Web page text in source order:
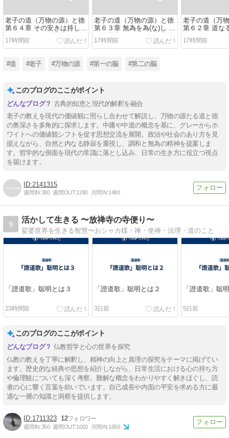
老子の道（万物の源）と徳
第６４章 その安きは持し易
(やす)く ～ 価値基準をグレ
ー（分子波動・中庸・中
性子）に移行する
17時間前
老子の道（万物の源）と徳
第６３章 無為を為(な)し ～
価値基準をグレー（分子波
動・中庸・中道）から白
行する
17時間前
老子の道（万
第６２章 道な
奥なり ～ 価
ー（分子波動
17時間前
#道 #老子 #万物の源 #第一の脳 #第二の脳
このブログのここがポイント
古典的知恵と現代的解釈を融合
老子の教えを現代の価値観に照らし合わせて解説し、万物の源たる道と徳
の奥深さを多角的に探求します。中庸や中道の概念を基に、グレーからホ
ワイトへの価値観シフトを促す思想交流を展開。政治や社会のあり方を見
据えながら、自然と内なる静寂を重視し、調和と無為の精神を提案しま
す。哲学的な側面を現代の常識に落とし込み、日常の生き方に役立つ視点
を届けます。
2141315
週間IN:380 週間OUT:1280 月間IN:1480
9
活かして生きる 〜放禅寺の寺便り〜
娑婆世界を生きる智慧〜おシャカ様・禅・坐禅・法理・道のこと
「證道歌」聡明とは３
23時間前
「證道歌」聡明とは２
3日前
「證道歌」聡
5日前
このブログのここがポイント
仏教哲学と心の世界を探究
仏教の教えを丁寧に解釈し、精神の向上と真理の探究をテーマに掲げてい
ます。歴史的な経典や思想を紹介しながら、日常生活における心の持ち方
や倫理観についても深く考察。難解な概念をわかりやすく解きほぐし、読
者の心に響く言葉を紡いでいます。自己成長や内面の平安を求める方に最
適な一層の知識と洞察を提供します。
1711323 12
週間IN:350 週間OUT:1000 月間IN:1650